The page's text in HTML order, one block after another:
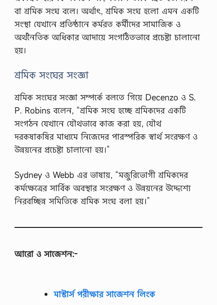
বা শ্রমিক সংঘ বলে। অর্থাৎ, শ্রমিক সংঘ হলো এমন একটি
সংস্থা যেখানে প্রতিষ্ঠানে কর্মরত কর্মীদের সামাজিক ও
অর্থনৈতিক অধিকার আদায়ে সংগঠিতভাবে প্রচেষ্টা চালানো
হয়।
শ্রমিক সংঘের সংজ্ঞা
শ্রমিক সংঘের সংজ্ঞা সম্পর্কে বলতে গিয়ে Decenzo ও S.
P. Robins বলেন, “শ্রমিক সংঘ হচ্ছে শ্রমিকদের একটি
সংগঠন যেখানে যৌথভাবে কাজ করা হয়, যৌথ
দরকষাকষির মাধ্যমে নিজেদের পারস্পরিক স্বার্থ সংরক্ষণ ও
উন্নয়নের প্রচেষ্টা চালানো হয়।”
Sydney ও Webb এর ভাষায়, “মজুরিভোগী শ্রমিকদের
কর্মক্ষেত্রের সার্বিক অবস্থার সংরক্ষণ ও উন্নয়নের উদ্দেশ্যে
নিরবচ্ছিন্ন সমিতিকে শ্রমিক সংঘ বলা হয়।”
আরো ও সাজেশন:-
মাস্টার্স পরীক্ষার সাজেশন লিংক